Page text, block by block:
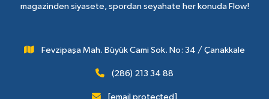
magazinden siyasete, spordan seyahate her konuda Flow!
Fevzipaşa Mah. Büyük Cami Sok. No: 34 / Çanakkale
(286) 213 34 88
[email protected]